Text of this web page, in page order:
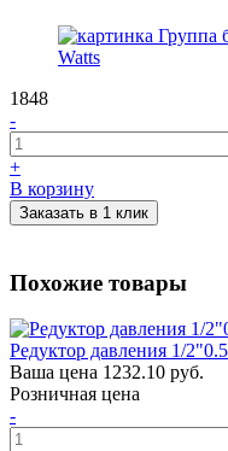
1848
-
+
В корзину
Заказать в 1 клик
Похожие товары
Редуктор давления 1/
Ваша цена 1232.10 руб.
Розничная цена
-